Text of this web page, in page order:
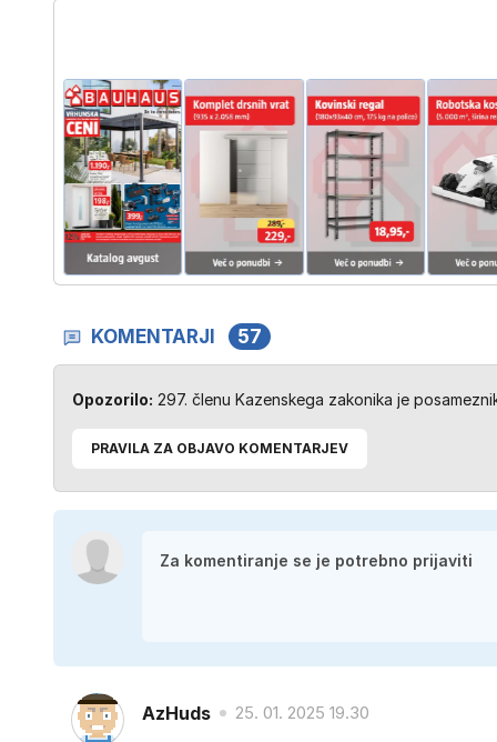
KOMENTARJI 57
Opozorilo: 297. členu Kazenskega zakonika je
PRAVILA ZA OBJAVO KOMENTARJEV
AzHuds
25. 01. 2025 19.30